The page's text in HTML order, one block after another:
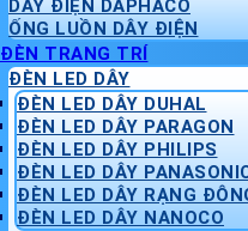
DÂY ĐIỆN DAPHACO
ỐNG LUỒN DÂY ĐIỆN
ĐÈN TRANG TRÍ
ĐÈN LED DÂY
ĐÈN LED DÂY DUHAL
ĐÈN LED DÂY PARAGON
ĐÈN LED DÂY PHILIPS
ĐÈN LED DÂY
ĐÈN LED DÂY RẠNG
ĐÈN LED DÂY NANOCO